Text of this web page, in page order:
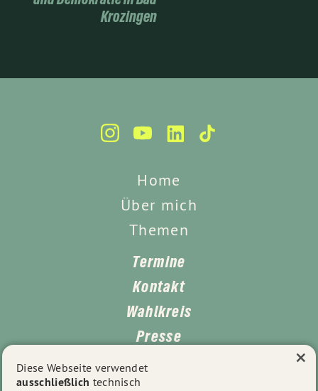
Krozingen
Home
Über mich
Themen
Termine
Kontakt
Wahlkreis
Presse
Impressum
Diese Webseite verwendet
ausschließlich technisch
×